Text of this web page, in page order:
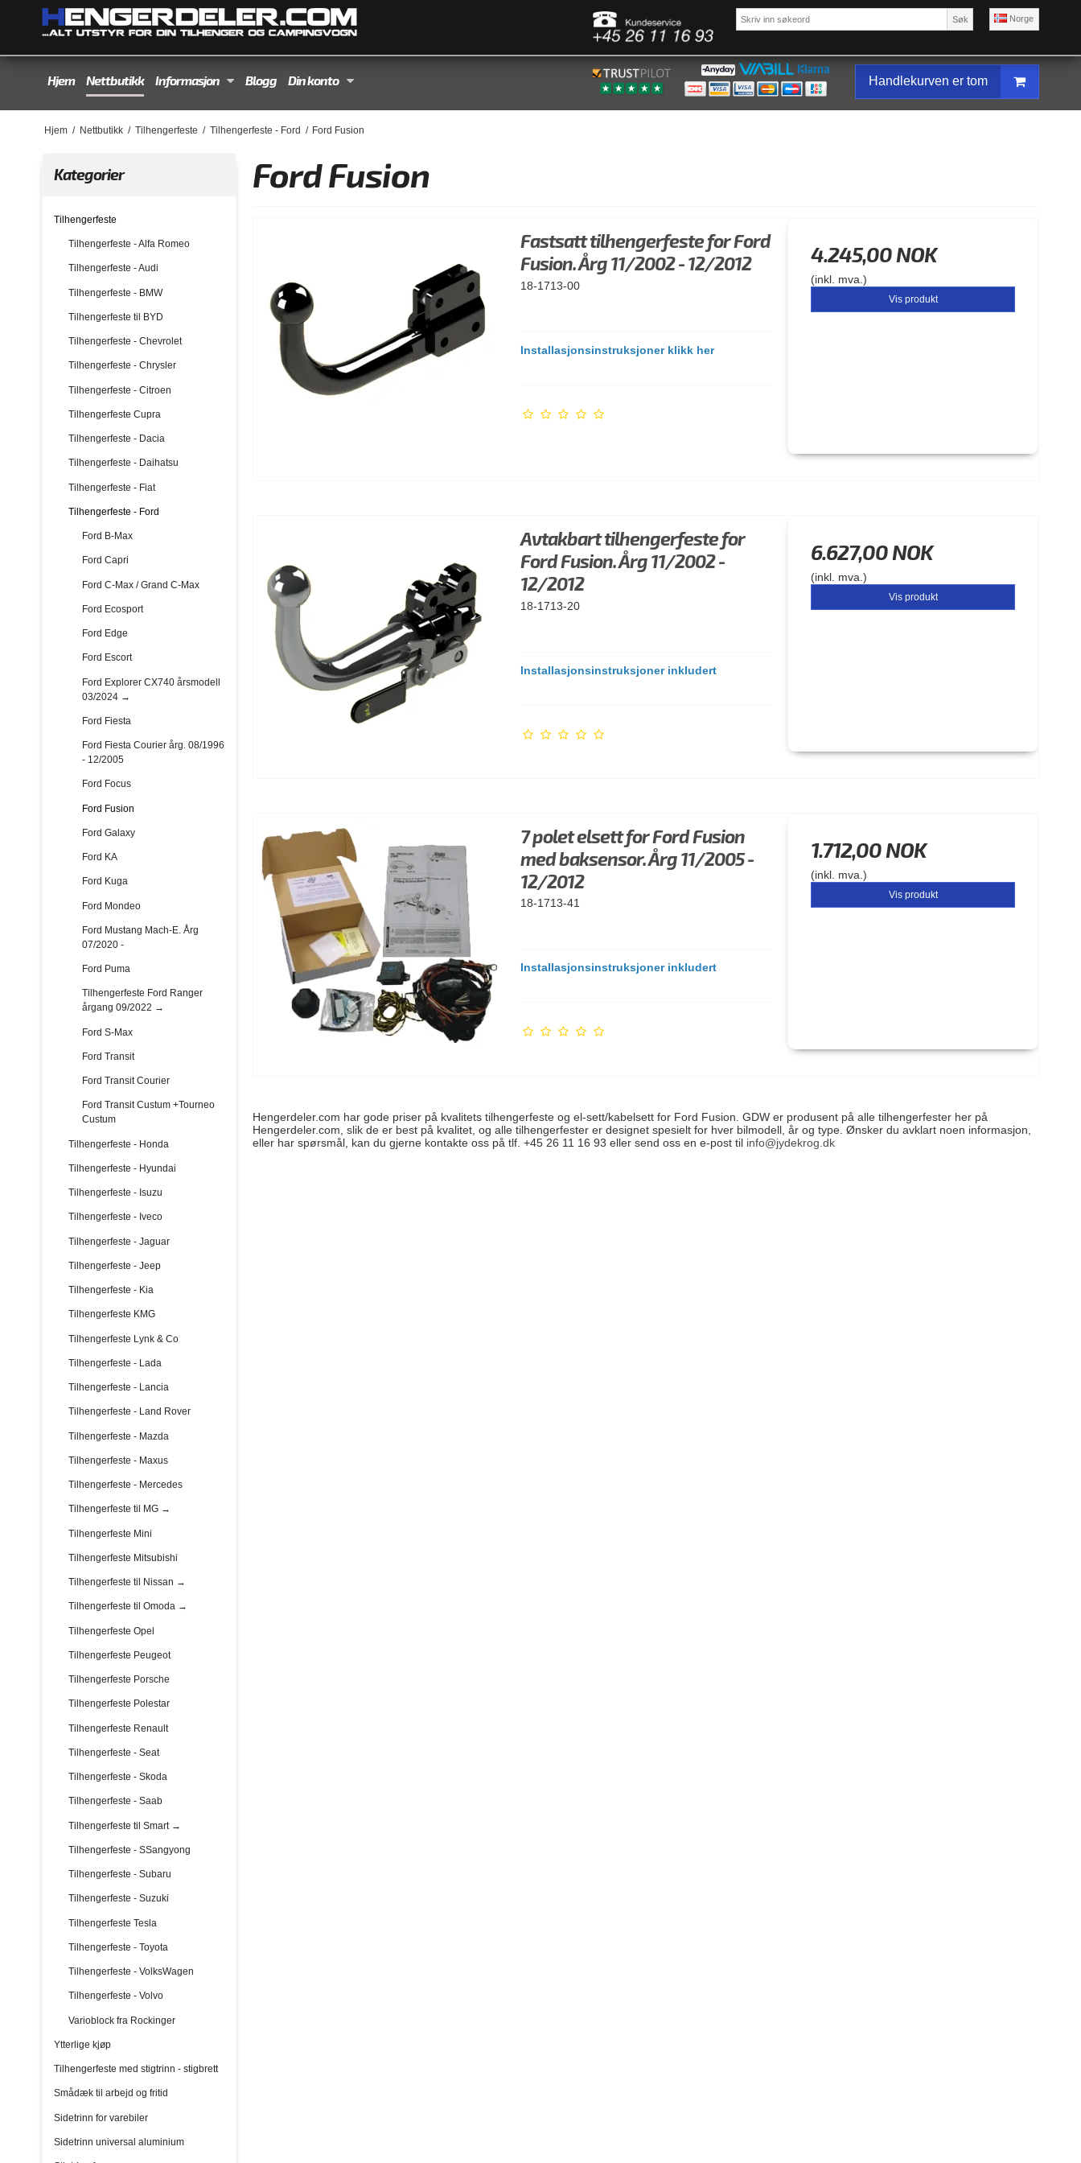
Norge
Søk
Hjem Nettbutikk Informasjon Blogg Din konto Handlekurven er tom
Hjem / Nettbutikk / Tilhengerfeste / Tilhengerfeste - Ford / Ford Fusion
Kategorier
Tilhengerfeste
Tilhengerfeste - Alfa Romeo
Tilhengerfeste - Audi
Tilhengerfeste - BMW
Tilhengerfeste til BYD
Tilhengerfeste - Chevrolet
Tilhengerfeste - Chrysler
Tilhengerfeste - Citroen
Tilhengerfeste Cupra
Tilhengerfeste - Dacia
Tilhengerfeste - Daihatsu
Tilhengerfeste - Fiat
Tilhengerfeste - Ford
Ford B-Max
Ford Capri
Ford C-Max / Grand C-Max
Ford Ecosport
Ford Edge
Ford Escort
Ford Explorer CX740 årsmodell
03/2024 →
Ford Fiesta
Ford Fiesta Courier årg. 08/1996
- 12/2005
Ford Focus
Ford Fusion
Ford Galaxy
Ford KA
Ford Kuga
Ford Mondeo
Ford Mustang Mach-E. Årg
07/2020 -
Ford Puma
Tilhengerfeste Ford Ranger
årgang 09/2022 →
Ford S-Max
Ford Transit
Ford Transit Courier
Ford Transit Custum +Tourneo
Custum
Tilhengerfeste - Honda
Tilhengerfeste - Hyundai
Tilhengerfeste - Isuzu
Tilhengerfeste - Iveco
Tilhengerfeste - Jaguar
Tilhengerfeste - Jeep
Tilhengerfeste - Kia
Tilhengerfeste KMG
Tilhengerfeste Lynk & Co
Tilhengerfeste - Lada
Tilhengerfeste - Lancia
Tilhengerfeste - Land Rover
Tilhengerfeste - Mazda
Tilhengerfeste - Maxus
Tilhengerfeste - Mercedes
Tilhengerfeste til MG →
Tilhengerfeste Mini
Tilhengerfeste Mitsubishi
Tilhengerfeste til Nissan →
Tilhengerfeste til Omoda →
Tilhengerfeste Opel
Tilhengerfeste Peugeot
Tilhengerfeste Porsche
Tilhengerfeste Polestar
Tilhengerfeste Renault
Tilhengerfeste - Seat
Tilhengerfeste - Skoda
Tilhengerfeste - Saab
Tilhengerfeste til Smart →
Tilhengerfeste - SSangyong
Tilhengerfeste - Subaru
Tilhengerfeste - Suzuki
Tilhengerfeste Tesla
Tilhengerfeste - Toyota
Tilhengerfeste - VolksWagen
Tilhengerfeste - Volvo
Varioblock fra Rockinger
Ytterlige kjøp
Tilhengerfeste med stigtrinn - stigbrett
Smådæk til arbejd og fritid
Sidetrinn for varebiler
Sidetrinn universal aluminium
Ford Fusion
Fastsatt tilhengerfeste for Ford
Fusion. Årg 11/2002 - 12/2012
18-1713-00
Installasjonsinstruksjoner klikk her
4.245,00 NOK
(inkl. mva.)
Vis produkt
Avtakbart tilhengerfeste for
Ford Fusion. Årg 11/2002 -
12/2012
18-1713-20
Installasjonsinstruksjoner inkludert
6.627,00 NOK
(inkl. mva.)
Vis produkt
7 polet elsett for Ford Fusion
med baksensor. Årg 11/2005 -
12/2012
18-1713-41
Installasjonsinstruksjoner inkludert
1.712,00 NOK
(inkl. mva.)
Vis produkt
Hengerdeler.com har gode priser på kvalitets tilhengerfeste og el-sett/kabelsett for Ford Fusion. GDW er produsent på alle tilhengerfester her på
Hengerdeler.com, slik de er best på kvalitet, og alle tilhengerfester er designet spesielt for hver bilmodell, år og type. Ønsker du avklart noen informasjon,
eller har spørsmål, kan du gjerne kontakte oss på tlf. +45 26 11 16 93 eller send oss en e-post til info@jydekrog.dk